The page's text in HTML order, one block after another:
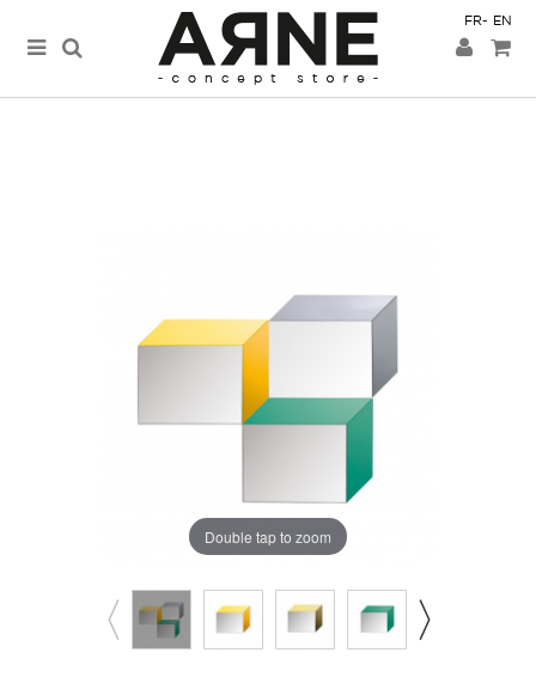
FR EN
Double tap to zoom